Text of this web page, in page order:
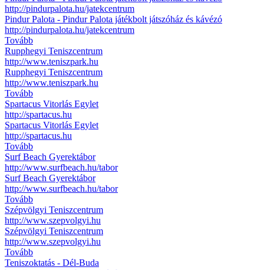
http://pindurpalota.hu/jatekcentrum
Pindur Palota - Pindur Palota játékbolt játszóház és kávézó
http://pindurpalota.hu/jatekcentrum
Tovább
Rupphegyi Teniszcentrum
http://www.teniszpark.hu
Rupphegyi Teniszcentrum
http://www.teniszpark.hu
Tovább
Spartacus Vitorlás Egylet
http://spartacus.hu
Spartacus Vitorlás Egylet
http://spartacus.hu
Tovább
Surf Beach Gyerektábor
http://www.surfbeach.hu/tabor
Surf Beach Gyerektábor
http://www.surfbeach.hu/tabor
Tovább
Szépvölgyi Teniszcentrum
http://www.szepvolgyi.hu
Szépvölgyi Teniszcentrum
http://www.szepvolgyi.hu
Tovább
Teniszoktatás - Dél-Buda